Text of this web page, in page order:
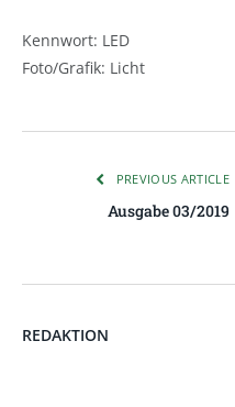
Kennwort: LED
Foto/Grafik: Licht
PREVIOUS ARTICLE
Ausgabe 03/2019
REDAKTION